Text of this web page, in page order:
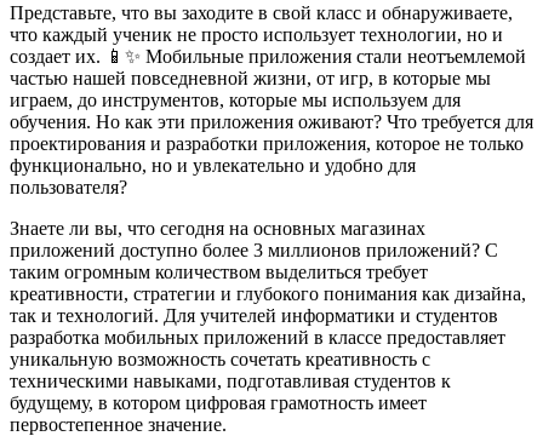
Представьте, что вы заходите в свой класс и обнаруживаете,
что каждый ученик не просто использует технологии, но и
создает их. 📱✨ Мобильные приложения стали неотъемлемой
частью нашей повседневной жизни, от игр, в которые мы
играем, до инструментов, которые мы используем для
обучения. Но как эти приложения оживают? Что требуется для
проектирования и разработки приложения, которое не только
функционально, но и увлекательно и удобно для
пользователя?
Знаете ли вы, что сегодня на основных магазинах
приложений доступно более 3 миллионов приложений? С
таким огромным количеством выделиться требует
креативности, стратегии и глубокого понимания как дизайна,
так и технологий. Для учителей информатики и студентов
разработка мобильных приложений в классе предоставляет
уникальную возможность сочетать креативность с
техническими навыками, подготавливая студентов к
будущему, в котором цифровая грамотность имеет
первостепенное значение.